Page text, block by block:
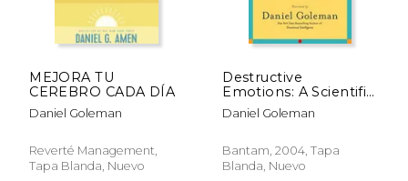
40%
dcto.
15%
dcto.
MEJORA TU
CEREBRO CADA DÍA
Daniel Goleman
Reverté Management,
Tapa Blanda, Nuevo
Destructive
Emotions: A Scientific
Dialogue With the
Dalai Lama (en
Daniel Goleman
Bantam, 2004, Tapa
Blanda, Nuevo